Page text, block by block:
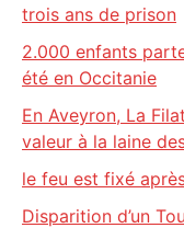
trois ans de prison
2.000 enfants
été en Occitanie
En Aveyron, La
valeur à la laine
le feu est fixé
Disparition d’un